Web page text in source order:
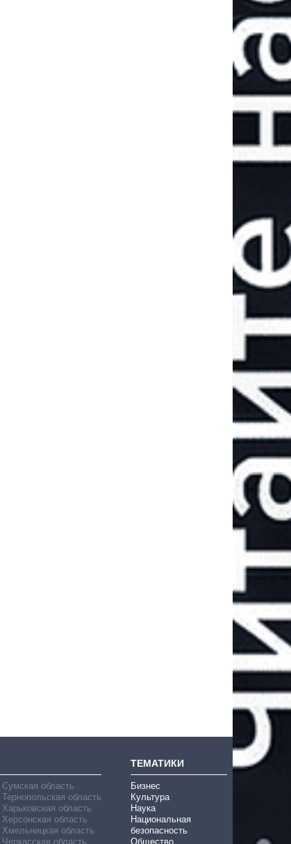
Сумская область
Тернопольская область
Харьковская область
Херсонская область
Хмельницкая область
Черкасская область
ТЕМАТИКИ
Бизнес
Культура
Наука
Национальная
безопасность
Общество